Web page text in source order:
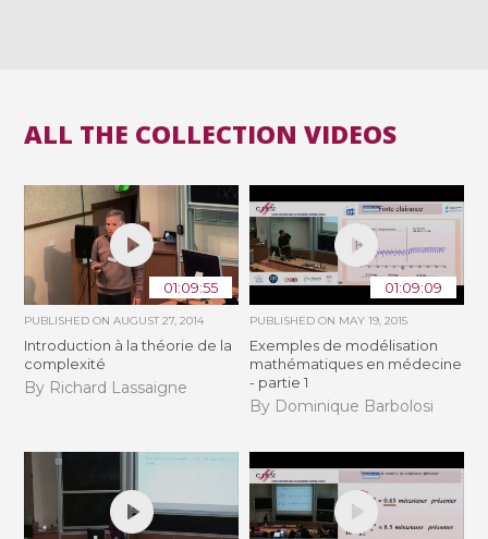
ALL THE COLLECTION VIDEOS
01:09:55
PUBLISHED ONAUGUST 27, 2014
Introduction à la théorie de la
complexité
By Richard Lassaigne
01:09:09
PUBLISHED ON MAY 19, 2015
Exemples de modélisation
mathématiques en médecine
- partie 1
By Dominique Barbolosi